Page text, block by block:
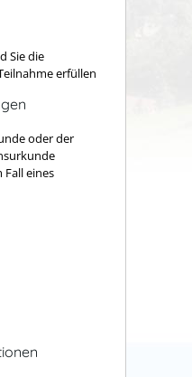
Sie die
erfüllen
oder der
eines